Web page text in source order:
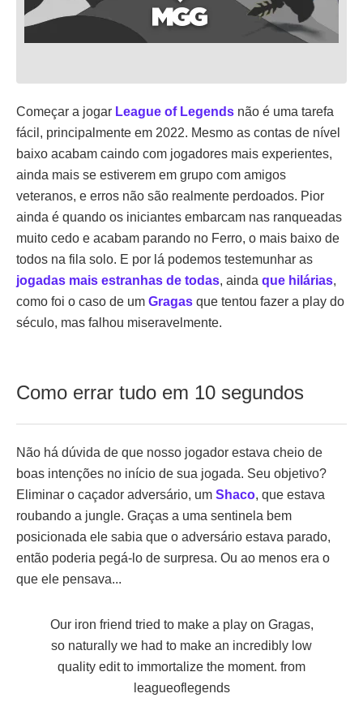
Começar a jogar League of Legends não é uma tarefa
fácil, principalmente em 2022. Mesmo as contas de nível
baixo acabam caindo com jogadores mais experientes,
ainda mais se estiverem em grupo com amigos
veteranos, e erros não são realmente perdoados. Pior
ainda é quando os iniciantes embarcam nas ranqueadas
muito cedo e acabam parando no Ferro, o mais baixo de
todos na fila solo. E por lá podemos testemunhar as
jogadas mais estranhas de todas, ainda que hilárias,
como foi o caso de um Gragas que tentou fazer a play do
século, mas falhou miseravelmente.
Como errar tudo em 10 segundos
Não há dúvida de que nosso jogador estava cheio de
boas intenções no início de sua jogada. Seu objetivo?
Eliminar o caçador adversário, um Shaco, que estava
roubando a jungle. Graças a uma sentinela bem
posicionada ele sabia que o adversário estava parado,
então poderia pegá-lo de surpresa. Ou ao menos era o
que ele pensava...
Our iron friend tried to make a play on Gragas,
so naturally we had to make an incredibly low
quality edit to immortalize the moment. from
leagueoflegends